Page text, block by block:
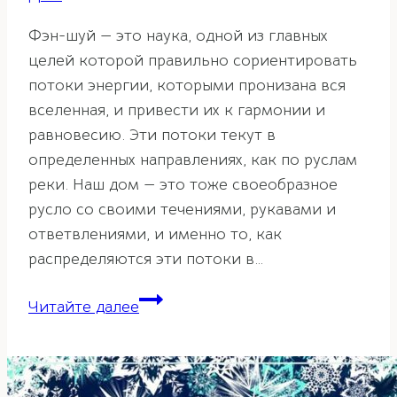
Фэн-шуй — это наука, одной из главных
целей которой правильно сориентировать
потоки энергии, которыми пронизана вся
вселенная, и привести их к гармонии и
равновесию. Эти потоки текут в
определенных направлениях, как по руслам
реки. Наш дом — это тоже своеобразное
русло со своими течениями, рукавами и
ответвлениями, и именно то, как
распределяются эти потоки в…
Читайте далееБеспорядок
влияние